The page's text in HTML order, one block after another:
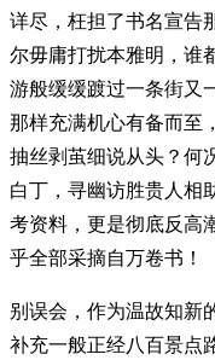
详尽，枉担了书名宣告
尔毋庸打扰本雅明，谁
游般缓缓踱过一条街又
那样充满机心有备而至
抽丝剥茧细说从头？何
白丁，寻幽访胜贵人相
考资料，更是彻底反高
乎全部采摘自万卷书！
别误会，作为温故知新
补充一般正经八百景点